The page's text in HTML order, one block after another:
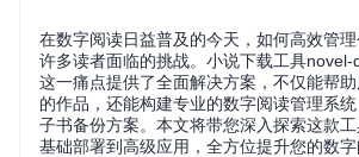
在数字阅读日益普及的今天，如何高效管
许多读者面临的挑战。小说下载工具
这一痛点提供了全面解决方案，不仅能帮
的作品，还能构建专业的数字阅读管理系
子书备份方案。本文将带您深入探索这款
基础部署到高级应用，全方位提升您的数字